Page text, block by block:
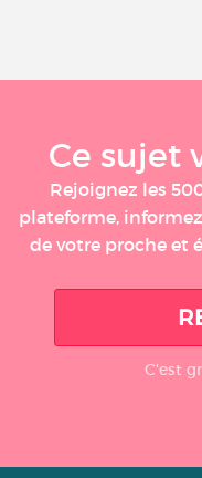
Ce sujet
Rejoignez les
plateforme,
de votre proche et
C'est